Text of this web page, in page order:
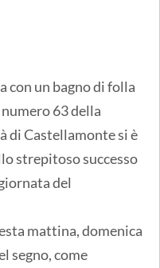
con un bagno di folla
63 della
di Castellamonte si è
strepitoso successo
del
mattina, domenica
segno, come